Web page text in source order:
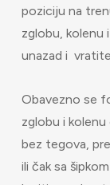
poziciju na
zglobu, kolenu
unazad i
Obavezno se
zglobu i
bez tegova,
ili čak sa